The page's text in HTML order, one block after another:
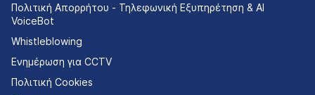
Πολιτική Απορρήτου - Τηλεφωνική Εξυπηρέτηση & AI
VoiceBot
Whistleblowing
Ενημέρωση για CCTV
Πολιτική Cookies